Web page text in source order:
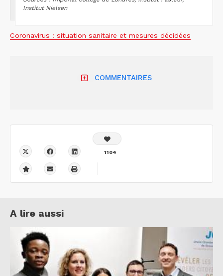
Institut Nielsen
Coronavirus : situation sanitaire et mesures décidées
COMMENTAIRES
1104
A lire aussi